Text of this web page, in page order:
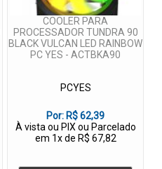
COOLER PARA
PROCESSADOR TUNDRA 90
BLACK VULCAN LED RAINBOW
PC YES - ACTBKA90
PCYES
Por: R$ 62,39
À vista ou PIX ou Parcelado
em 1x de R$ 67,82